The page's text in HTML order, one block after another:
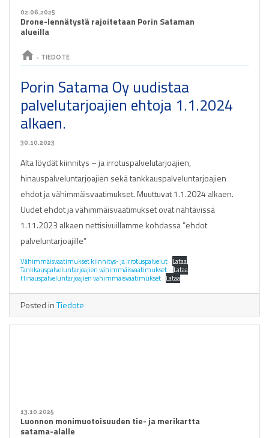
02.06.2025
Drone-lennätystä rajoitetaan Porin Sataman
alueilla
home › TIEDOTE
Porin Satama Oy uudistaa
palvelutarjoajien ehtoja 1.1.2024
alkaen.
30.10.2023
Alta löydät kiinnitys – ja irrotuspalvelutarjoajien,
hinauspalveluntarjoajien sekä tankkauspalveluntarjoajien
ehdot ja vähimmäisvaatimukset. Muuttuvat 1.1.2024 alkaen.
Uudet ehdot ja vähimmäisvaatimukset ovat nähtävissä
1.11.2023 alkaen nettisivuillamme kohdassa ”ehdot
palveluntarjoajille”
Vähimmäisvaatimukset kiinnitys- ja irrotuspalvelut Lataa
Tankkauspalveluntarjoajien vähimmäisvaatimukset. Lataa
Hinauspalveluntarjoajien vähimmäisvaatimukset Lataa
Posted inTiedote
13.10.2025
Luonnon monimuotoisuuden tie- ja merikartta
satama-alalle